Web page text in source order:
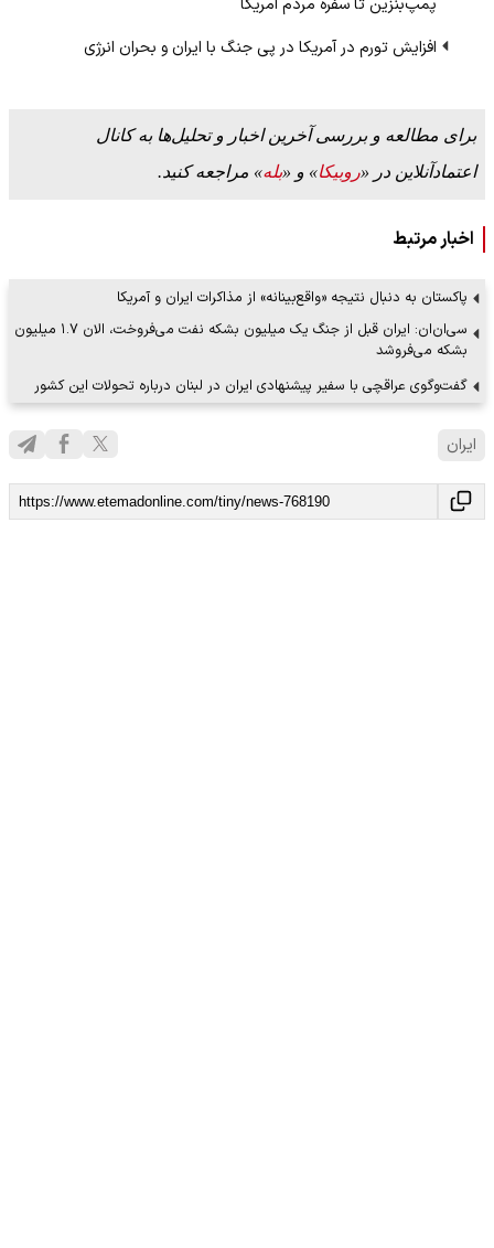
پمپ‌بنزین تا سفره مردم آمریکا
افزایش تورم در آمریکا در پی جنگ با ایران و بحران انرژی
برای مطالعه و بررسی آخرین اخبار و تحلیل‌ها به کانال
اعتمادآنلاین در «روبیکا» و «بله» مراجعه کنید.
اخبار مرتبط
پاکستان به دنبال نتیجه «واقع‌بینانه» از مذاکرات ایران و آمریکا
سی‌ان‌ان: ایران قبل از جنگ یک میلیون بشکه نفت می‌فروخت، الان ۱‌.۷ میلیون
بشکه می‌فروشد
گفت‌وگوی عراقچی با سفیر پیشنهادی ایران در لبنان درباره تحولات این کشور
ایران